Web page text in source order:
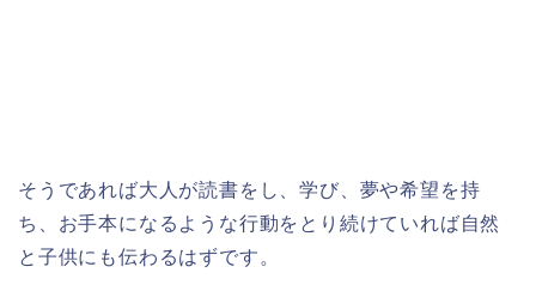
そうであれば大人が読書をし、学び、夢や希望を持
ち、お手本になるような行動をとり続けていれば自然
と子供にも伝わるはずです。